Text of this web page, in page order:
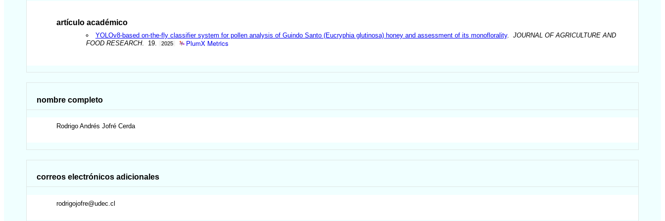
artículo académico
YOLOv8-based on-the-fly classifier system for pollen analysis of Guindo Santo (Eucryphia glutinosa) honey and assessment of its monoflorality. JOURNAL OF AGRICULTURE AND
FOOD RESEARCH. 19. 2025 PlumX Metrics
nombre completo
Rodrigo Andrés Jofré Cerda
correos electrónicos adicionales
rodrigojofre@udec.cl